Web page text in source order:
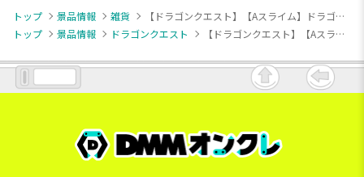
トップ 景品情報 雑貨
【ドラゴンクエスト】【Aスライム】ドラゴンクエスト AM センサーライト ～スライムと仲間たち編～
トップ
景品情報 ドラゴンクエスト 【ドラゴンクエスト】【Aスライム】ドラゴンクエスト AM センサーライト ～スライムと仲間たち編～